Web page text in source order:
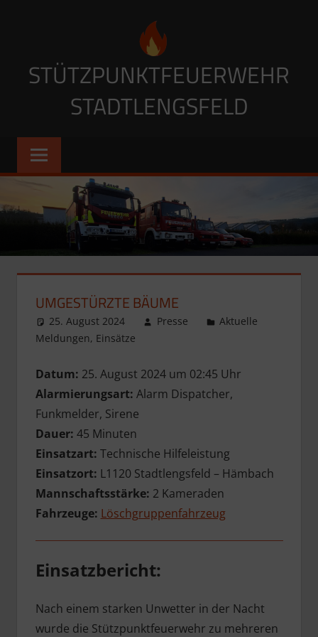
STÜTZPUNKTFEUERWEHR
STADTLENGSFELD
UMGESTÜRZTE BÄUME
25. August 2024 Presse
Aktuelle
Meldungen, Einsätze
Datum: 25. August 2024 um 02:45 Uhr
Alarmierungsart: Alarm Dispatcher,
Funkmelder, Sirene
Dauer: 45 Minuten
Einsatzart: Technische Hilfeleistung
Einsatzort: L1120 Stadtlengsfeld – Hämbach
Mannschaftsstärke: 2 Kameraden
Fahrzeuge: Löschgruppenfahrzeug
Einsatzbericht:
Nach einem starken Unwetter in der Nacht
wurde die Stützpunktfeuerwehr zu mehreren